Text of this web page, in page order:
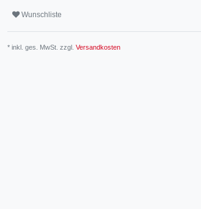
Wunschliste
* inkl. ges. MwSt. zzgl. Versandkosten